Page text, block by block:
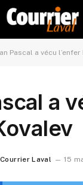
Pascal a vécu
a
Laval 15